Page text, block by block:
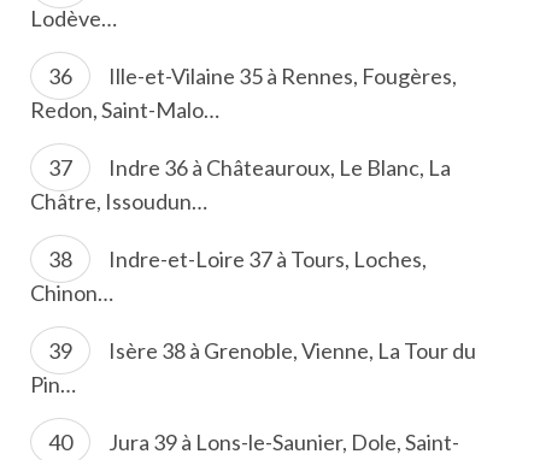
Lodève…
Ille-et-Vilaine 35 à Rennes, Fougères,
Redon, Saint-Malo…
Indre 36 à Châteauroux, Le Blanc, La
Châtre, Issoudun…
Indre-et-Loire 37 à Tours, Loches,
Chinon…
Isère 38 à Grenoble, Vienne, La Tour du
Pin…
Jura 39 à Lons-le-Saunier, Dole, Saint-